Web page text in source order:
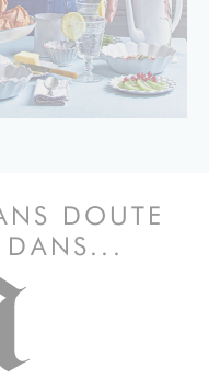
DOUTE
DANS...